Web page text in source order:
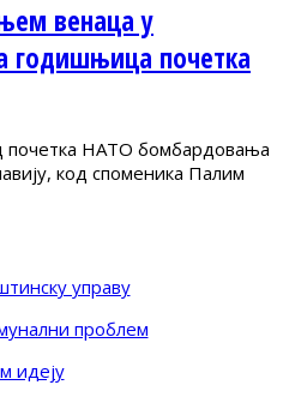
венаца у
годишњица почетка
НАТО бомбардовања
код споменика Палим
управу
проблем
идеју